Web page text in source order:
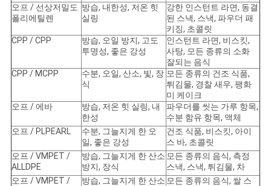
오프 / 선상저밀도
폴리에틸렌
방습, 내한성, 저온 힛
실링
강한 인스턴트 라면, 동결
된 스낵, 스낵, 파우더 패
키징, 초콜릿
CPP / CPP
방습, 오일 방지, 고도
투명성, 좋은 강성
인스턴트 라면, 비스킷,
사탕, 모든 종류의 소화
잘되는 음식
CPP / MCPP
수분, 오일, 산소, 빛, 장
식
모든 종류의 건조 식품,
튀김물, 경찰 새우, 팽화
미 케이크
오프 / 에바
방습, 저온 힛 실링, 내
한성
파우더를 씻는 가루 항목,
수분 함유 항목, 액체
오프 / PLPEARL
수분, 그늘지게 한 오
일, 좋은 강성
건조 식품, 비스킷, 아이
스 바, 초콜릿
오프 / VMPET /
ALLDPE
방습, 그늘지게 한 산소
방지, 장식
모든 종류의 음식, 측정
스낵, 스낵, 튀김물, 차
오프 / VMPET /
방습, 그늘지게 한 산소 모든 종류의 음식, 쌀 스